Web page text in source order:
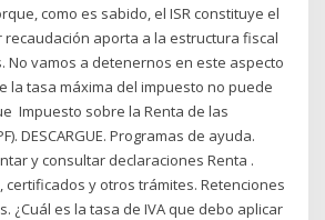
como es sabido, el ISR constituye el
aporta a la estructura fiscal
No vamos a detenernos en este aspecto
la tasa máxima del impuesto no puede
Impuesto sobre la Renta de las
DESCARGUE. Programas de ayuda.
y consultar declaraciones Renta .
certificados y otros trámites. Retenciones
¿Cuál es la tasa de IVA que debo aplicar